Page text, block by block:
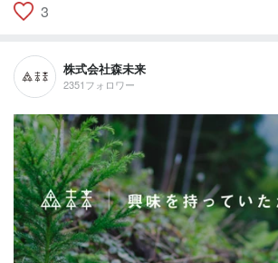
3
株式会社森未来
2351フォロワー